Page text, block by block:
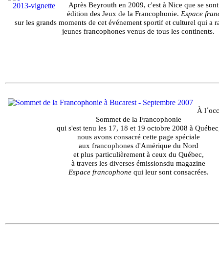
Après Beyrouth en 2009, c'est à Nice que se
édition des Jeux de la Francophonie. Espace
sur les grands moments de cet événement sportif et culturel qui a
jeunes francophones venus de tous les continents.
À
Sommet de la Francophonie
qui s'est tenu les 17, 18 et 19 octobre 2008 à
nous avons consacré cette page spéciale
aux francophones d'Amérique du Nord
et plus particulièrement à ceux du Québec,
à travers les diverses émissionsdu magazine
Espace francophonequi leur sont consacrées.